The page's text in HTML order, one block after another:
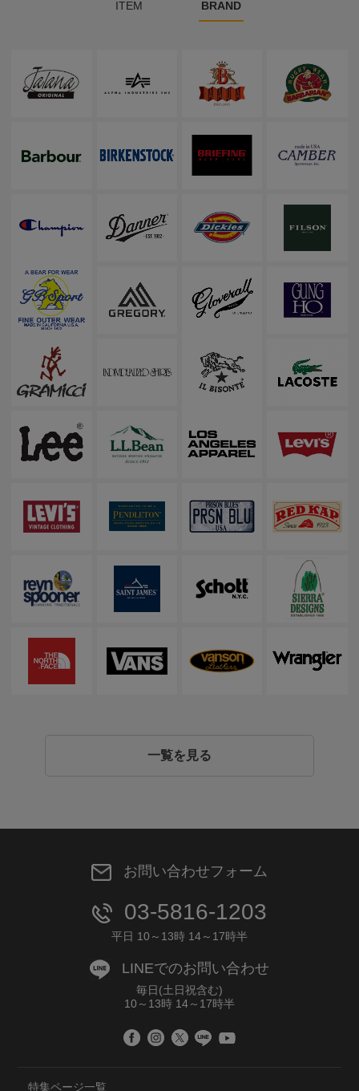
ITEM BRAND
一覧を見る
お問い合わせフォーム
03-5816-1203
平日 10～13時 14～17時半
LINEでのお問い合わせ
毎日(土日祝含む)
10～13時 14～17時半
特集ページ一覧